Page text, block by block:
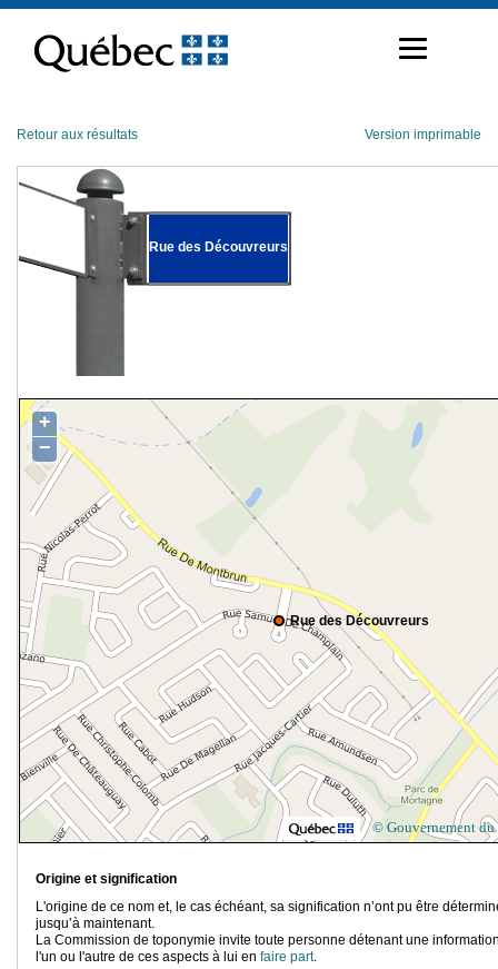
contenu
Retour aux résultats Version imprimable
Rue des Découvreurs
Rue des Découvreurs
+
−
© Gouvernement du
Origine et signification
L'origine de ce nom et, le cas échéant, sa signification n’ont pu être
jusqu’à maintenant.
La Commission de toponymie invite toute personne détenant une
l'un ou l'autre de ces aspects à lui en faire part.